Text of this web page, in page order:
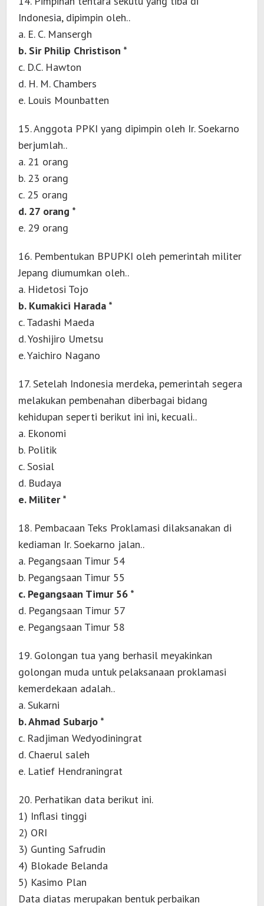
Indonesia, dipimpin oleh..
a. E. C. Mansergh
b. Sir Philip Christison *
c. D.C. Hawton
d. H. M. Chambers
e. Louis Mounbatten
15. Anggota PPKI yang dipimpin oleh Ir. Soekarno
berjumlah..
a. 21 orang
b. 23 orang
c. 25 orang
d. 27 orang *
e. 29 orang
16. Pembentukan BPUPKI oleh pemerintah militer
Jepang diumumkan oleh..
a. Hidetosi Tojo
b. Kumakici Harada *
c. Tadashi Maeda
d. Yoshijiro Umetsu
e. Yaichiro Nagano
17. Setelah Indonesia merdeka, pemerintah segera
melakukan pembenahan diberbagai bidang
kehidupan seperti berikut ini ini, kecuali..
a. Ekonomi
b. Politik
c. Sosial
d. Budaya
e. Militer *
18. Pembacaan Teks Proklamasi dilaksanakan di
kediaman Ir. Soekarno jalan..
a. Pegangsaan Timur 54
b. Pegangsaan Timur 55
c. Pegangsaan Timur 56 *
d. Pegangsaan Timur 57
e. Pegangsaan Timur 58
19. Golongan tua yang berhasil meyakinkan
golongan muda untuk pelaksanaan proklamasi
kemerdekaan adalah..
a. Sukarni
b. Ahmad Subarjo *
c. Radjiman Wedyodiningrat
d. Chaerul saleh
e. Latief Hendraningrat
20. Perhatikan data berikut ini.
1) Inflasi tinggi
2) ORI
3) Gunting Safrudin
4) Blokade Belanda
5) Kasimo Plan
Data diatas merupakan bentuk perbaikan